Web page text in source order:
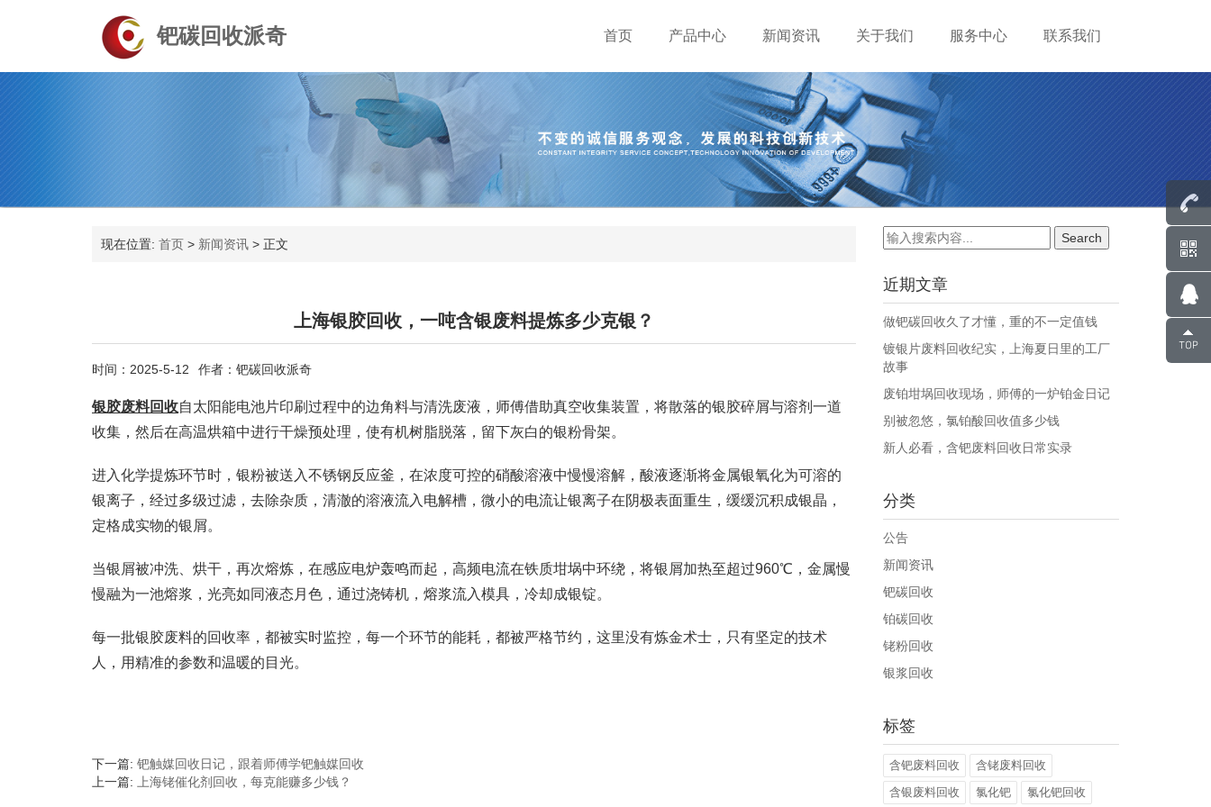
钯碳回收派奇 首页 产品中心 新闻资讯 关于我们 服务中心 联系我们
现在位置: 首页 > 新闻资讯 > 正文
上海银胶回收，一吨含银废料提炼多少克银？
时间：2025-5-12 作者：钯碳回收派奇
银胶废料回收自太阳能电池片印刷过程中的边角料与清洗废液，师傅借助真空收集装置，将散落的银胶碎屑与溶剂一道
收集，然后在高温烘箱中进行干燥预处理，使有机树脂脱落，留下灰白的银粉骨架。
进入化学提炼环节时，银粉被送入不锈钢反应釜，在浓度可控的硝酸溶液中慢慢溶解，酸液逐渐将金属银氧化为可溶的
银离子，经过多级过滤，去除杂质，清澈的溶液流入电解槽，微小的电流让银离子在阴极表面重生，缓缓沉积成银晶，
定格成实物的银屑。
当银屑被冲洗、烘干，再次熔炼，在感应电炉轰鸣而起，高频电流在铁质坩埚中环绕，将银屑加热至超过960℃，金属慢
慢融为一池熔浆，光亮如同液态月色，通过浇铸机，熔浆流入模具，冷却成银锭。
每一批银胶废料的回收率，都被实时监控，每一个环节的能耗，都被严格节约，这里没有炼金术士，只有坚定的技术
人，用精准的参数和温暖的目光。
下一篇: 钯触媒回收日记，跟着师傅学钯触媒回收
上一篇:
上海铑催化剂回收，每克能赚多少钱？
近期文章
做钯碳回收久了才懂，重的不一定值钱
镀银片废料回收纪实，上海夏日里的工厂
故事
废铂坩埚回收现场，师傅的一炉铂金日记
别被忽悠，氯铂酸回收值多少钱
新人必看，含钯废料回收日常实录
分类
公告
新闻资讯
钯碳回收
铂碳回收
铑粉回收
银浆回收
标签
含钯废料回收
含铑废料回收
含银废料回收
氯化钯 氯化钯回收